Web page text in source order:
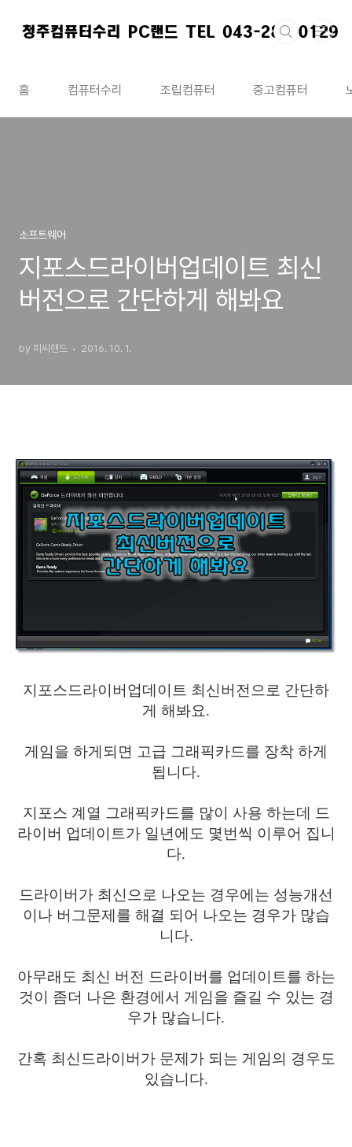
홈 컴퓨터수리 조립컴퓨터 중고컴퓨터
소프트웨어
지포스드라이버업데이트 최신
버전으로 간단하게 해봐요
by 피씨랜드 2016. 10. 1.
지포스드라이버업데이트 최신버전으로 간단하
게 해봐요.
게임을 하게되면 고급 그래픽카드를 장착 하게
됩니다.
지포스 계열 그래픽카드를 많이 사용 하는데 드
라이버 업데이트가 일년에도 몇번씩 이루어 집니
다.
드라이버가 최신으로 나오는 경우에는 성능개선
이나 버그문제를 해결 되어 나오는 경우가 많습
니다.
아무래도 최신 버전 드라이버를 업데이트를 하는
것이 좀더 나은 환경에서 게임을 즐길 수 있는 경
우가 많습니다.
간혹 최신드라이버가 문제가 되는 게임의 경우도
있습니다.